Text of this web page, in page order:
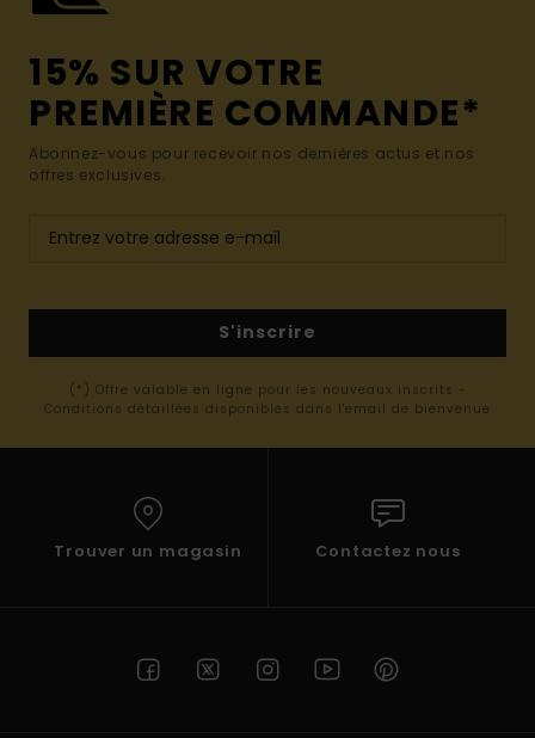
15% SUR VOTRE
PREMIÈRE COMMANDE*
Abonnez-vous pour recevoir nos dernières actus et nos
offres exclusives.
S'inscrire
(*) Offre valable en ligne pour les nouveaux inscrits -
Conditions détaillées disponibles dans l'email de bienvenue
Trouver un magasin Contactez nous